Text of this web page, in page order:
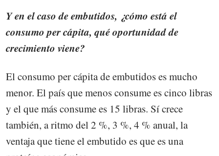
Y en el caso de embutidos, ¿cómo está el
consumo per cápita, qué oportunidad de
crecimiento viene?
El consumo per cápita de embutidos es mucho
menor. El país que menos consume es cinco libras
y el que más consume es 15 libras. Sí crece
también, a ritmo del 2 %, 3 %, 4 % anual, la
ventaja que tiene el embutido es que es una